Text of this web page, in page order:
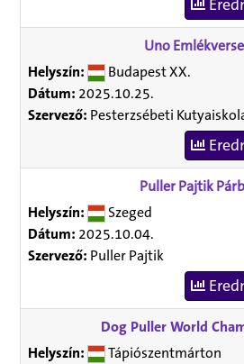
Uno
Helyszín:
Budapest XX.
Dátum: 2025.10.25.
Szervező: Pesterzsébeti
Puller Pajtik
Helyszín:
Szeged
Dátum: 2025.10.04.
Szervező: Puller Pajtik
Dog Puller World
Helyszín:
Tápiószentmárton